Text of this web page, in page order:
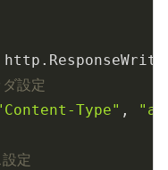
設定
Type" ,
定